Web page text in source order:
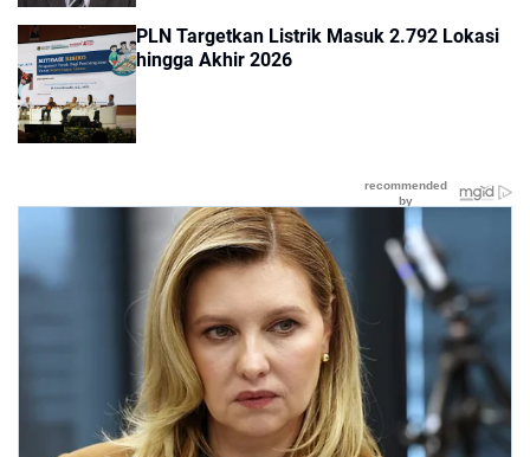
PLN Targetkan Listrik Masuk 2.792 Lokasi
hingga Akhir 2026